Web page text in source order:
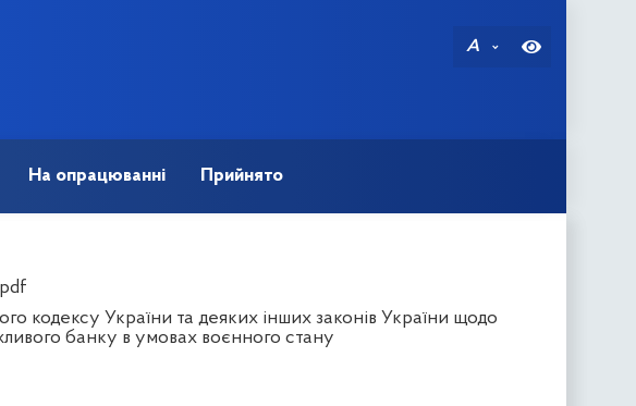
A
На опрацюванні Прийнято
кодексу України та деяких інших законів України щодо
банку в умовах воєнного стану